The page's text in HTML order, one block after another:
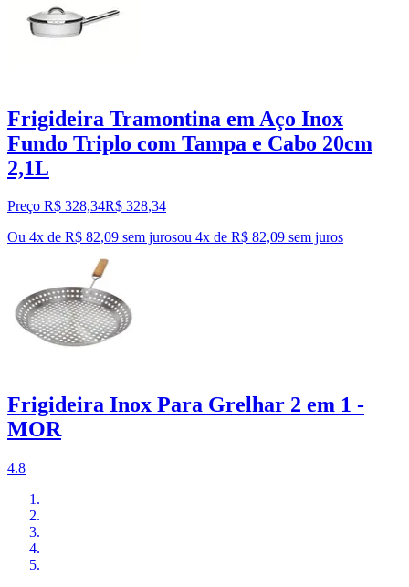
Frigideira Tramontina em Aço Inox
Fundo Triplo com Tampa e Cabo 20cm
2,1L
Preço R$ 328,34R$ 328,34
Ou 4x de R$ 82,09 sem jurosou 4x de R$ 82,09 sem juros
Frigideira Inox Para Grelhar 2 em 1 -
MOR
4.8